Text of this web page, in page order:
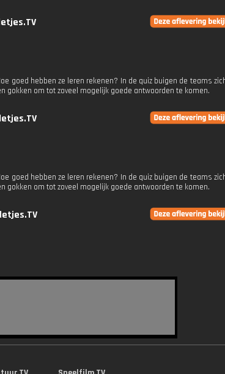
goed hebben ze leren rekenen? In de quiz buigen de teams
gokken om tot zoveel mogelijk goede antwoorden te komen.
goed hebben ze leren rekenen? In de quiz buigen de teams
gokken om tot zoveel mogelijk goede antwoorden te komen.